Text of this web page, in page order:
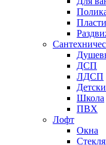
ДСП
ЛДСП
Школа
ПВХ
Лофт
Окна